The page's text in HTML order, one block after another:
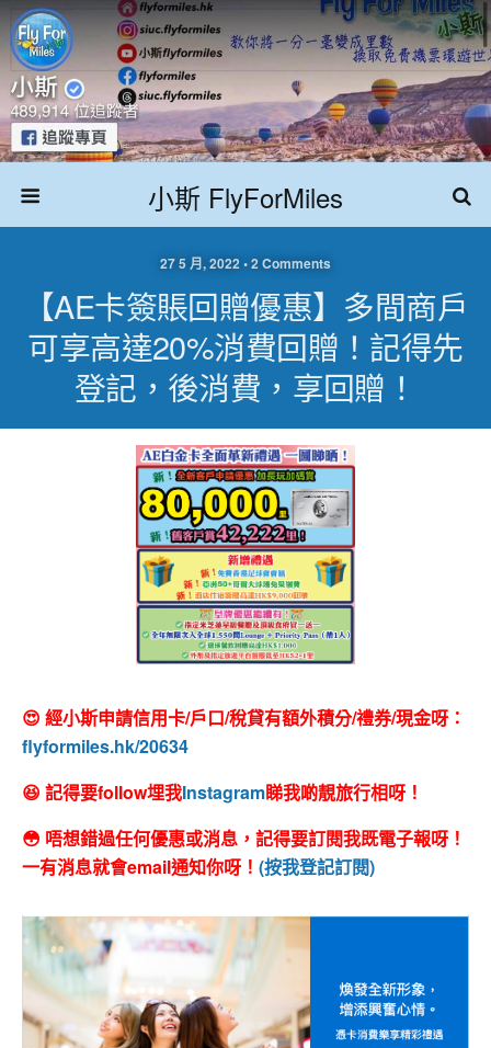
小斯 FlyForMiles
27 5 月, 2022 • 2 Comments
【AE卡簽賬回贈優惠】多間商戶
可享高達20%消費回贈！記得先
登記，後消費，享回贈！
😍 經小斯申請信用卡/戶口/稅貸有額外積分/禮券/現金呀：
flyformiles.hk/20634
😆 記得要follow埋我Instagram睇我啲靚旅行相呀！
😳 唔想錯過任何優惠或消息，記得要訂閱我既電子報呀！
一有消息就會email通知你呀！ (按我登記訂閱)